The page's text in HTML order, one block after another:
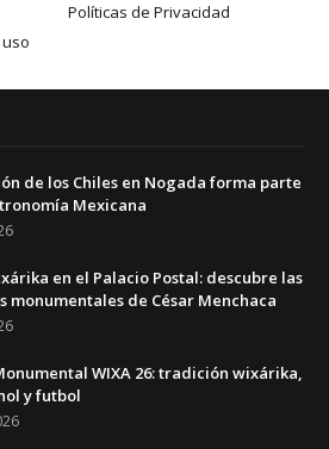
Políticas de Privacidad
de los Chiles en Nogada forma parte
Mexicana
en el Palacio Postal: descubre las
monumentales de César Menchaca
WIXA 26: tradición wixárika,
y futbol